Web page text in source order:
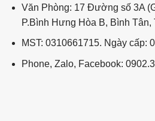
Văn Phòng: 17 Đường số 3A
P.Bình Hưng Hòa B, Bình Tân,
MST: 0310661715. Ngày cấp:
Phone, Zalo, Facebook: